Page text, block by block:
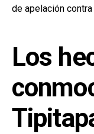
de apelación
Los